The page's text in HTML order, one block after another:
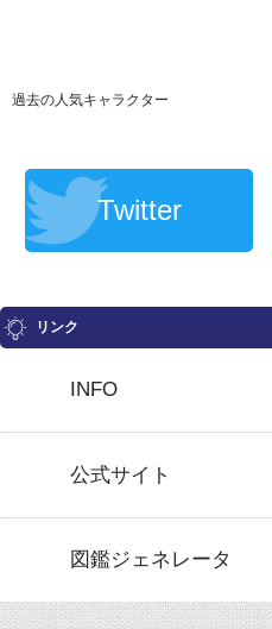
過去の人気キャラクター
Twitter
リンク
INFO
公式サイト
図鑑ジェネレータ